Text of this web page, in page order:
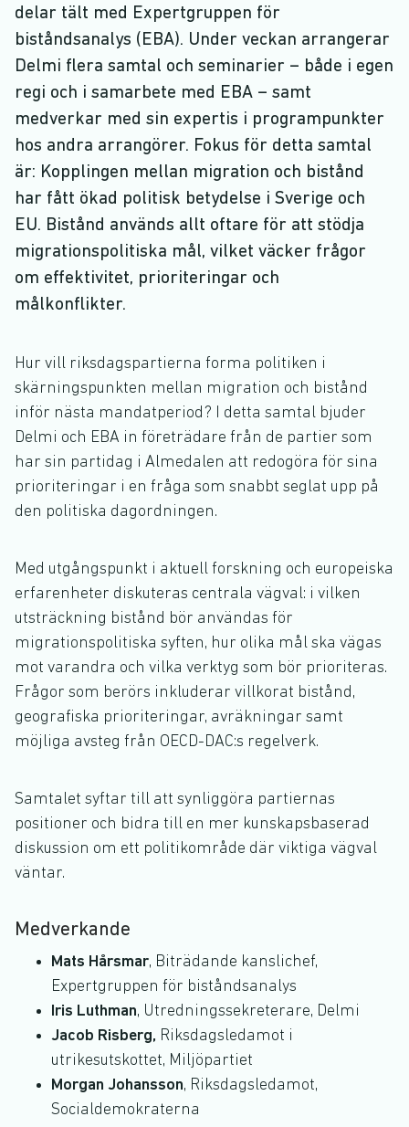
delar tält med Expertgruppen för
biståndsanalys (EBA). Under veckan arrangerar
Delmi flera samtal och seminarier – både i egen
regi och i samarbete med EBA – samt
medverkar med sin expertis i programpunkter
hos andra arrangörer. Fokus för detta samtal
är: Kopplingen mellan migration och bistånd
har fått ökad politisk betydelse i Sverige och
EU. Bistånd används allt oftare för att stödja
migrationspolitiska mål, vilket väcker frågor
om effektivitet, prioriteringar och
målkonflikter.
Hur vill riksdagspartierna forma politiken i
skärningspunkten mellan migration och bistånd
inför nästa mandatperiod? I detta samtal bjuder
Delmi och EBA in företrädare från de partier som
har sin partidag i Almedalen att redogöra för sina
prioriteringar i en fråga som snabbt seglat upp på
den politiska dagordningen.
Med utgångspunkt i aktuell forskning och europeiska
erfarenheter diskuteras centrala vägval: i vilken
utsträckning bistånd bör användas för
migrationspolitiska syften, hur olika mål ska vägas
mot varandra och vilka verktyg som bör prioriteras.
Frågor som berörs inkluderar villkorat bistånd,
geografiska prioriteringar, avräkningar samt
möjliga avsteg från OECD-DAC:s regelverk.
Samtalet syftar till att synliggöra partiernas
positioner och bidra till en mer kunskapsbaserad
diskussion om ett politikområde där viktiga vägval
väntar.
Medverkande
Mats Hårsmar, Biträdande kanslichef,
Expertgruppen för biståndsanalys
Iris Luthman, Utredningssekreterare, Delmi
Jacob Risberg, Riksdagsledamot i
utrikesutskottet, Miljöpartiet
Morgan Johansson, Riksdagsledamot,
Socialdemokraterna